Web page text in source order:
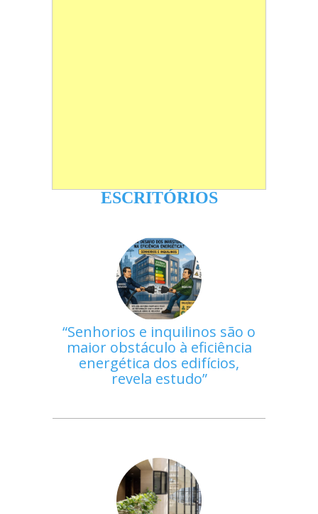
ESCRITÓRIOS
Senhorios e inquilinos são o
maior obstáculo à eficiência
energética dos edifícios,
revela estudo